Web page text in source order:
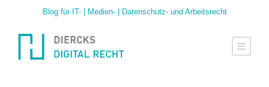
Blog für IT- | Medien- | Datenschutz- und Arbeitsrecht